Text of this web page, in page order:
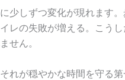
少しずつ変化が現れます
レの失敗が増える。こう
せん。
れが穏やかな時間を守る第